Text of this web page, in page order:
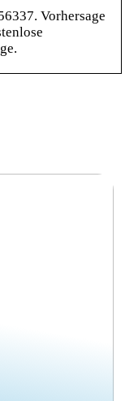
Vorhersage